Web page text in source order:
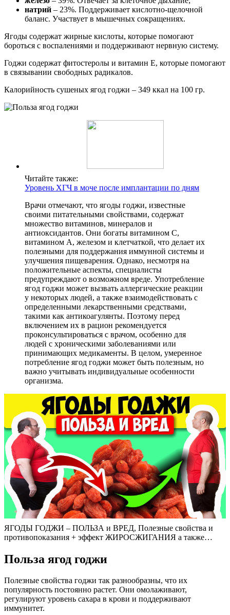
натрий – 23%. Поддерживает кислотно-щелочной
баланс. Участвует в мышечных сокращениях.
Ягоды содержат жирные кислоты, которые помогают
бороться с воспалениями и поддерживают нервную систему.
Годжи содержат фитостеролы и витамин Е, которые помогают
в связывании свободных радикалов.
Калорийность сушеных ягод годжи – 349 ккал на 100 гр.
Читайте также:
Уровень ХГЧ в моче после имплантации по дням
Врачи отмечают, что ягоды годжи, известные
своими питательными свойствами, содержат
множество витаминов, минералов и
антиоксидантов. Они богаты витамином С,
витамином А, железом и клетчаткой, что делает их
полезными для поддержания иммунной системы и
улучшения пищеварения. Однако, несмотря на
положительные аспекты, специалисты
предупреждают о возможном вреде. Употребление
ягод годжи может вызвать аллергические реакции
у некоторых людей, а также взаимодействовать с
определенными лекарственными средствами,
такими как антикоагулянты. Поэтому перед
включением их в рацион рекомендуется
проконсультироваться с врачом, особенно для
людей с хроническими заболеваниями или
принимающих медикаменты. В целом, умеренное
потребление ягод годжи может быть полезным, но
важно учитывать индивидуальные особенности
организма.
ЯГОДЫ ГОДЖИ – ПОЛЬЗА и ВРЕД, Полезные свойства и
противопоказания + эффект ЖИРОСЖИГАНИЯ а также…
Польза ягод годжи
Полезные свойства годжи так разнообразны, что их
популярность постоянно растет. Они омолаживают,
регулируют уровень сахара в крови и поддерживают
иммунитет.